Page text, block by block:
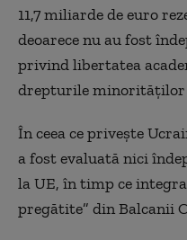
11,7 miliarde de euro
deoarece nu au fost
privind libertatea
drepturile minorităţilor
În ceea ce priveşte
a fost evaluată nici
la UE, în timp ce
pregătite” din Balcanii